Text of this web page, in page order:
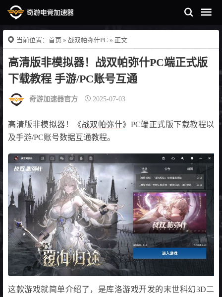
当前位置： 首页 » 战双帕弥什PC » 正文
高清版非模拟器！战双帕弥什PC端正式版
下载教程 手游/PC账号互通
奇游加速器官方 2025-07-03
高清版非模拟器！《战双帕弥什》PC端正式版下载教程以
及手游/PC账号数据互通教程。
这款游戏就简单介绍了，是库洛游戏开发的末世科幻3D二